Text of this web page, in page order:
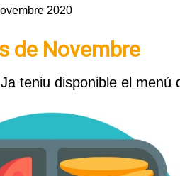
2020
de Novembre
teniu disponible el